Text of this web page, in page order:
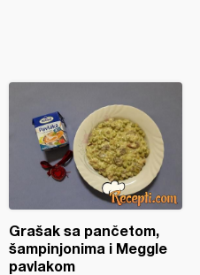
Grašak sa pančetom,
šampinjonima i Meggle
pavlakom